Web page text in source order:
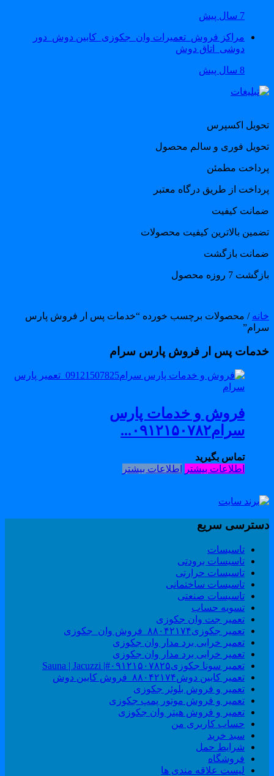
مراکز فروش_تعمیرات وان_جکوزی_کابین دوش_دور
دوشی_اتاق دوش
اکسپرس
فوری و سالم محصول
مطمئن
از طریق درگاه معتبر
کیفیت
بالاترین کیفیت محصولات
بازگشت
7 روزه محصول
/ محصولات برچسب خورده “خدمات پس ار فروش پارس
پس ار فروش پارس سرام
فروش و خدمات پارس
سرام۰۹۱۲۱۵۰۷۸۲...
تماس بگیرید
اطلاعات بیشتر اطلاعات بیشتر
سریع
تاسیسات
تاسیسات برودتی
تاسیسات حرارتی
تاسیسات ساختمانی
تاسیسات صنعتی
تسویه حساب
تعمیر جت وان جکوزی
تعمیر جکوزی۸۸۰۴۲۱۷۴_فروش وان_جکوزی
تعمیر خرابی برد مدار وان جکوزی
تعمیر خرابی برد مدار وان جکوزی
تعمیر سونا جکوزی۰۹۱۲۱۵۰۷۸۲۵#| Sauna | Jacuzzi
تعمیر کابین دوش۸۸۰۴۲۱۷۴_فروش کابین دوش
تعمیر و فروش بلوئر جکوزی
تعمیر و فروش موتور پمپ جکوزی
تعمیر و فروش هیتر وان جکوزی
حساب کاربری من
سبد خرید
شرایط حمل
فروشگاه
لیست علاقه مندی ها